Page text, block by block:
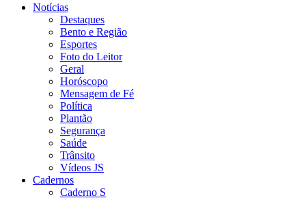
Notícias
Destaques
Bento e Região
Esportes
Foto do Leitor
Geral
Horóscopo
Mensagem de Fé
Política
Plantão
Segurança
Saúde
Trânsito
Vídeos JS
Cadernos
Caderno S